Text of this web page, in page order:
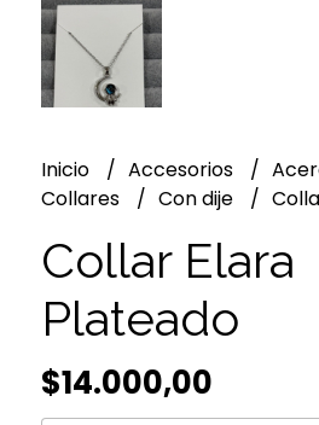
Inicio Accesorios
Collares
Con dije
Collar Elara
Plateado
$14.000,00